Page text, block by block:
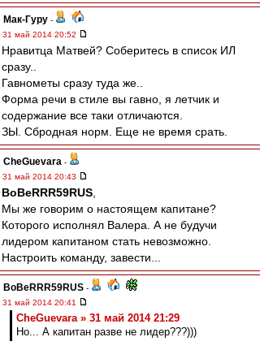
Мак-Гуру -
31 май 2014 20:52
Нравитца Матвей? Соберитесь в список ИЛ
сразу..
Гавнометы сразу туда же..
Форма речи в стиле вы гавно, я летчик и
содержание все таки отличаются.
ЗЫ. Сбродная норм. Еще не время срать.
CheGuevara -
31 май 2014 20:43
BoBeRRR59RUS
Мы же говорим о настоящем капитане?
Которого исполнял Валера. А не будучи
лидером капитаном стать невозможно.
Настроить команду, завести...
BoBeRRR59RUS -
31 май 2014 20:41
CheGuevara » 31 май 2014 21:29
Но... А капитан разве не лидер???)))